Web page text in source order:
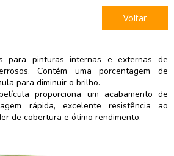
Voltar
para pinturas internas e externas de
Contém uma porcentagem de
para diminuir o brilho.
proporciona um acabamento de
rápida, excelente resistência ao
de cobertura e ótimo rendimento.